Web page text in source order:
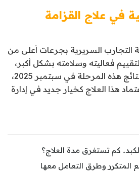
في علاج القزامة
السريرية بجرعات أعلى من
فعاليته وسلامته بشكل أكبر،
ومن المتوقع أن تُعلن نتائج هذه المرحلة في سبتمبر 2025،
هذا العلاج كخيار جديد في إدارة
كم تستغرق مدة العلاج؟
المتكرر وطرق التعامل معها